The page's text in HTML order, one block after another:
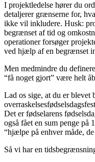
I projektledelse hører du
detaljerer grænserne for,
ikke vil inkludere. Husk:
begrænset af tid og
operationer forsøger
ved hjælp af en begrænset
Men medmindre du
“få noget gjort” være helt
Lad os sige, at du er blevet
Det er fødselarens
også fået en sum penge på
“hjælpe på enhver måde, de
Så vi har en